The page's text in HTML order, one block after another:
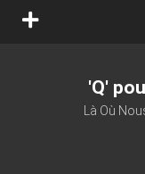
open
'Q'
Là Où